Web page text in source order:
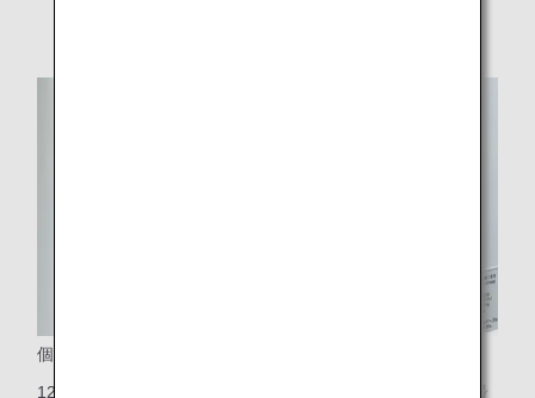
個人用シートモニター
12.1インチタッチパネル式の大型液晶ワイドスクリーン（最